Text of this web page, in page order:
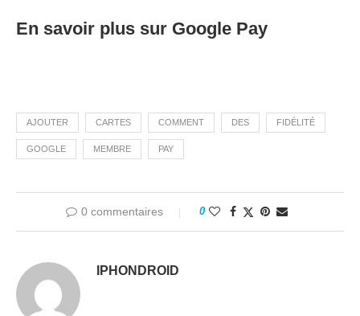
En savoir plus sur Google Pay
AJOUTER CARTES COMMENT DES FIDÉLITÉ
GOOGLE MEMBRE PAY
0 commentaires 0
IPHONDROID